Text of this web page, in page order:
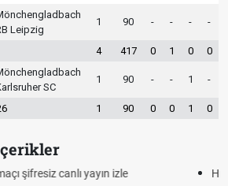
Leipzig
1 90 - - - -
4 417 0 1 0 0
SC
1 90 - - 1 -
1 90 0 0 1 0
maçı şifresiz izle canlı tv100 linki